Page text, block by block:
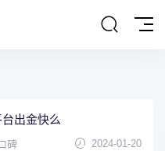
出金快么
碑 2024-01-20